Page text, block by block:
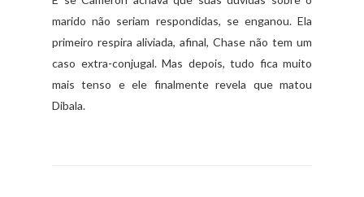
marido não seriam respondidas, se enganou. Ela
primeiro respira aliviada, afinal, Chase não tem um
caso extra-conjugal. Mas depois, tudo fica muito
mais tenso e ele finalmente revela que matou
Dibala.